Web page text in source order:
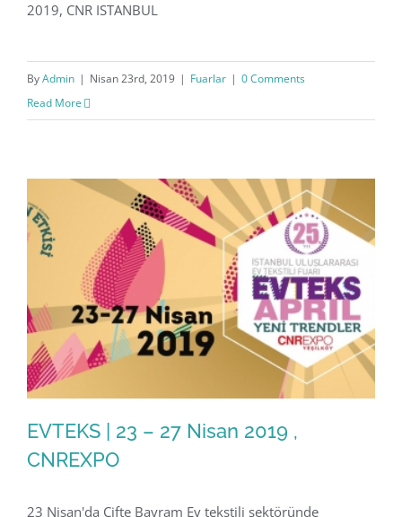
2019, CNR ISTANBUL
ByAdmin | Nisan 23rd, 2019 | Fuarlar | 0 Comments
Read More
EVTEKS | 23 – 27 Nisan 2019 ,
CNREXPO
23 Nisan'da Çifte Bayram Ev tekstili sektöründe